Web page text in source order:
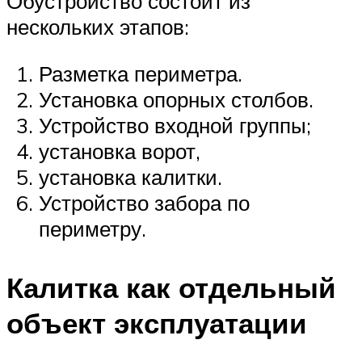
нескольких этапов:
Разметка периметра.
Установка опорных столбов.
Устройство входной группы;
установка ворот,
установка калитки.
Устройство забора по
периметру.
Калитка как отдельный
объект эксплуатации